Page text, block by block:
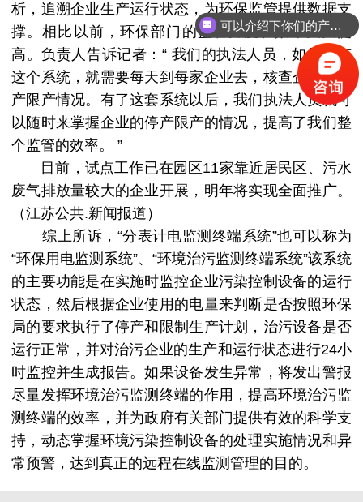
析，追溯企业生产运行状态，为环保监管提供数据支
撑。相比以前，环保部门的监管力度和效率大大提
高。负责人告诉记者：“ 我们的执法人员，如果没有
这个系统，就需要每天到每家企业去，核查企业的停
产限产情况。有了这套系统以后，我们执法人员就可
以随时来掌握企业的停产限产的情况，提高了我们整
个监管的效率。 ”
目前，试点工作已在园区11家靠近居民区、污水
废气排放量较大的企业开展，明年将实现全面推广。
（江苏公共.新闻报道）
综上所诉，“分表计电监测终端系统”也可以称为
“环保用电监测系统”、“环境治污监测终端系统”该系统
的主要功能是在实施时监控企业污染控制设备的运行
状态，然后根据企业使用的电量来判断是否按照环保
局的要求执行了停产和限制生产计划，治污设备是否
运行正常，并对治污企业的生产和运行状态进行24小
时监控并生成报告。如果设备发生异常，将发出警报
尽量发挥环境治污监测终端的作用，提高环境治污监
测终端的效率，并为政府有关部门提供有效的科学支
持，动态掌握环境污染控制设备的处理实施情况和异
常预警，达到真正的远程在线监测管理的目的。
可以介绍下你们的产品么？